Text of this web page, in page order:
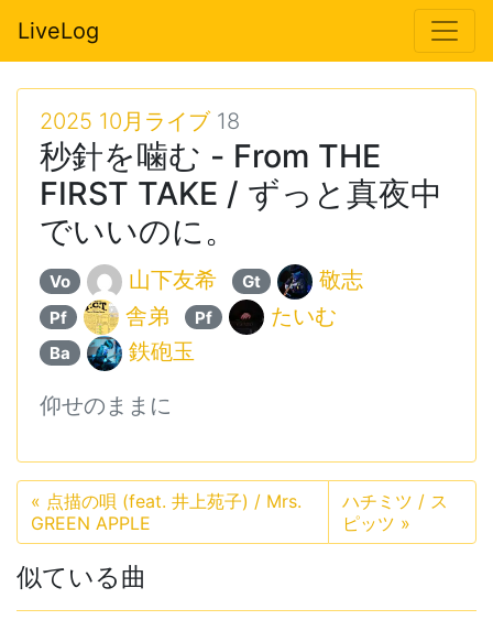
LiveLog
2025 10月ライブ18
秒針を噛む - From THE
FIRST TAKE / ずっと真夜中
でいいのに。
Vo 山下友希 Gt 敬志
Pf 舎弟 Pf たいむ
Ba 鉄砲玉
仰せのままに
« 点描の唄 (feat. 井上苑子) / Mrs.
GREEN APPLE
ハチミツ / ス
ピッツ »
似ている曲